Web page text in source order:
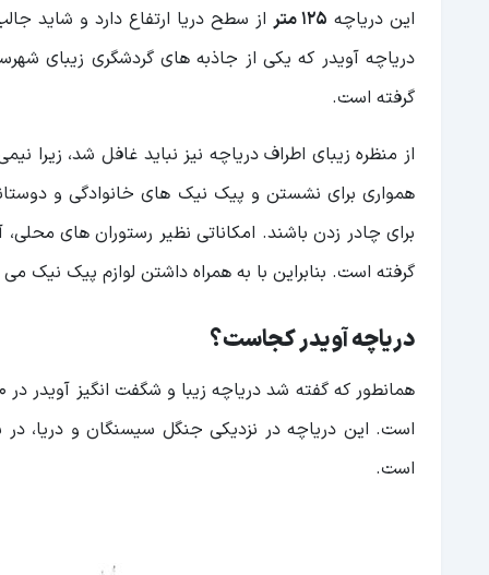
این دریاچه 125 متر
از سطح دریا ارتفاع دارد و شاید
دریاچه آویدر که یکی از جاذبه های گردشگری زیبای
گرفته است.
از منظره زیبای اطراف دریاچه نیز نباید غافل شد،
همواری برای نشستن و پیک نیک های خانوادگی و
برای چادر زدن باشند. امکاناتی نظیر رستوران های
گرفته است. بنابراین با به همراه داشتن لوازم پیک نیک
دریاچه آویدر کجاست؟
است. این دریاچه در نزدیکی جنگل سیسنگان و دریا، در
است.